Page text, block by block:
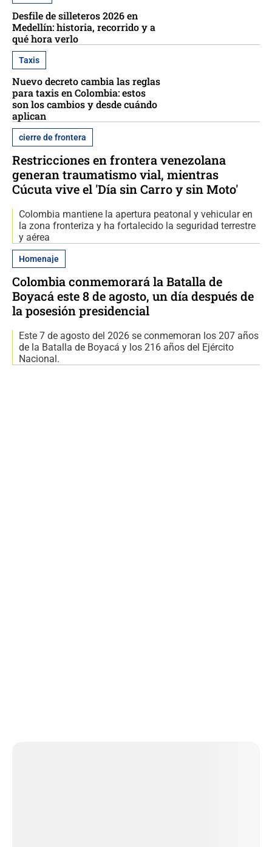
Desfile de silleteros 2026 en
Medellín: historia, recorrido y a
qué hora verlo
Taxis
Nuevo decreto cambia las reglas
para taxis en Colombia: estos
son los cambios y desde cuándo
aplican
cierre de frontera
Restricciones en frontera venezolana
generan traumatismo vial, mientras
Cúcuta vive el 'Día sin Carro y sin Moto'
Colombia mantiene la apertura peatonal y vehicular en
la zona fronteriza y ha fortalecido la seguridad terrestre
y aérea
Homenaje
Colombia conmemorará la Batalla de
Boyacá este 8 de agosto, un día después de
la posesión presidencial
Este 7 de agosto del 2026 se conmemoran los 207 años
de la Batalla de Boyacá y los 216 años del Ejército
Nacional.